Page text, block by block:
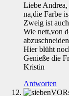
Liebe Andrea,
na,die Farbe
Zweig ist
Wie nett,von
Hier blüht
Genieße die
Kristin
Antworten